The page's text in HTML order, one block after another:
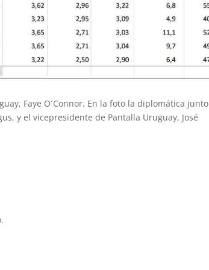
Faye O´Connor. En la foto la diplomática
y el vicepresidente de Pantalla Uruguay, José